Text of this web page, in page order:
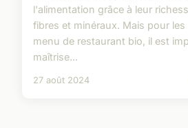
l'alimentation grâce à leur
fibres et minéraux. Mais pour
menu de restaurant bio, il est
maîtrise...
27 août 2024